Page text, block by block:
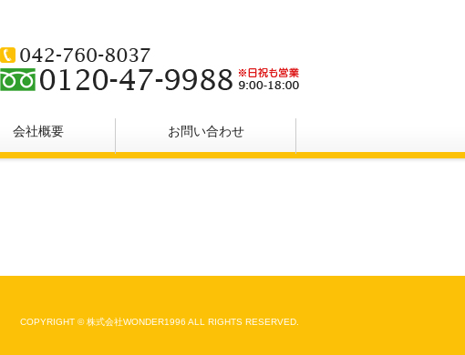
会社概要 お問い合わせ
COPYRIGHT © 株式会社WONDER1996 ALL RIGHTS RESERVED.